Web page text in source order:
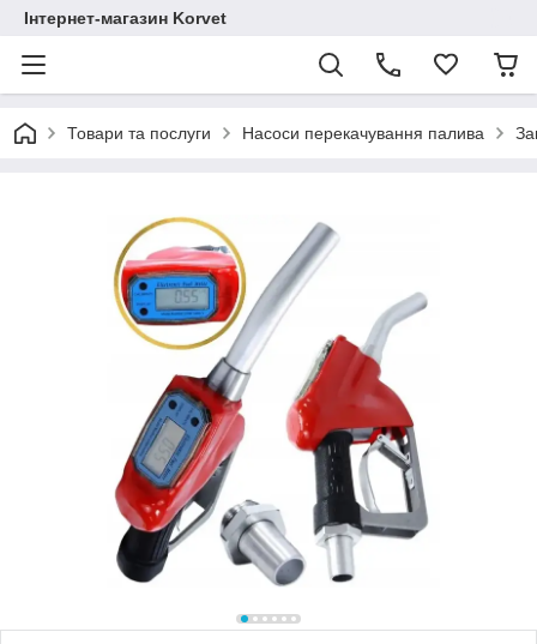
Інтернет-магазин Korvet
Товари та послуги Насоси перекачування палива